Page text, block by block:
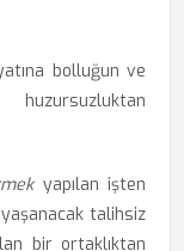
bolluğun ve
yapılan işten
talihsiz
bir ortaklıktan